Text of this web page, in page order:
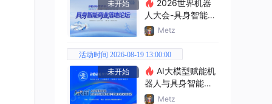
未开始
人大会-具身智能商
业落地论坛
Metz
活动时间 2026-08-19 13:00:00
未开始
器人与具身智能产
业新范式交流活动
Metz